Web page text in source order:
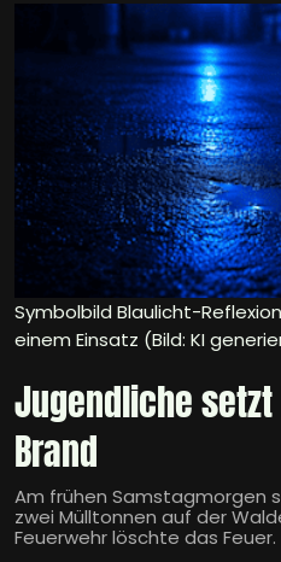
Symbolbild Blaulicht-
einem Einsatz (Bild: KI
Jugendliche
Brand
Am frühen Samstagmorgen
zwei Mülltonnen auf der
Feuerwehr löschte das Feuer.